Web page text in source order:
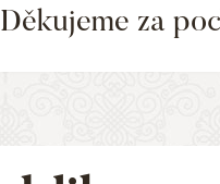
za